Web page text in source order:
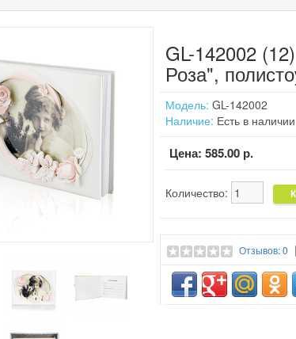
GL-142002
Роза",
Модель: GL-142002
Наличие: Есть в наличии
Цена: 585.00 р.
Количество:
Отзывов: 0 |